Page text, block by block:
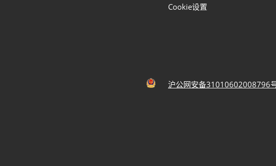
Cookie设置
沪公网安备31010602008796